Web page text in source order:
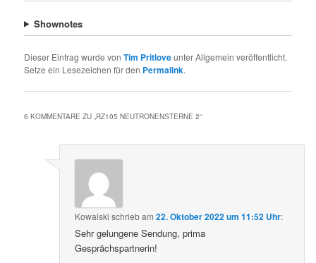
Shownotes
Dieser Eintrag wurde vonTim Pritloveunter Allgemein veröffentlicht.
Setze ein Lesezeichen für den Permalink.
6 KOMMENTARE ZU „ RZ105 NEUTRONENSTERNE 2“
Kowalski schriebam22. Oktober 2022 um 11:52 Uhr:
Sehr gelungene Sendung, prima
Gesprächspartnerin!